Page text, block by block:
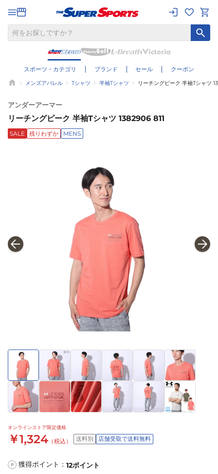
スポーツ・カテゴリ ブランド セール クーポン
メンズアパレル Tシャツ 半袖Tシャツ リーチングピーク 半袖Tシャツ
アンダーアーマー
リーチングピーク 半袖Tシャツ 1382906 811
SALE 残りわずか MENS
オンラインストア限定価格
￥1,324 （税込） 送料別 店舗受取で送料無料
P 獲得ポイント： 12ポイント